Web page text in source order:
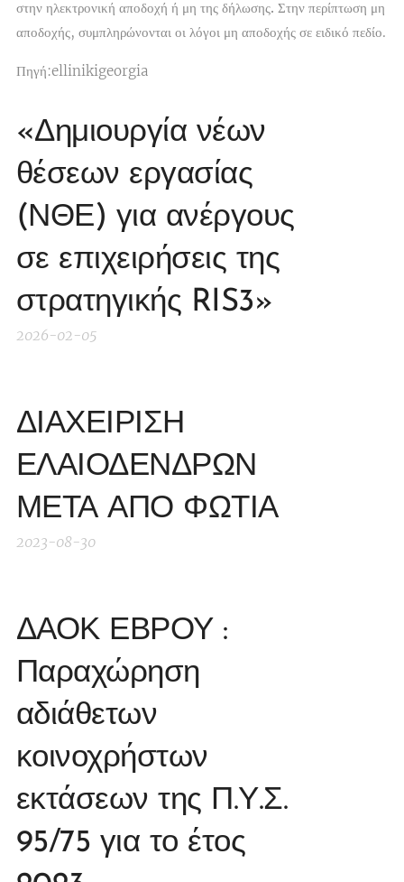
στην ηλεκτρονική αποδοχή ή μη της δήλωσης. Στην περίπτωση μη
αποδοχής, συμπληρώνονται οι λόγοι μη αποδοχής σε ειδικό πεδίο.
Πηγή:ellinikigeorgia
«Δημιουργία νέων
θέσεων εργασίας
(ΝΘΕ) για ανέργους
σε επιχειρήσεις της
στρατηγικής RIS3»
2026-02-05
ΔΙΑΧΕΙΡΙΣΗ
ΕΛΑΙΟΔΕΝΔΡΩΝ
ΜΕΤΑ ΑΠΟ ΦΩΤΙΑ
2023-08-30
ΔΑΟΚ ΕΒΡΟΥ :
Παραχώρηση
αδιάθετων
κοινοχρήστων
εκτάσεων της Π.Υ.Σ.
95/75 για το έτος